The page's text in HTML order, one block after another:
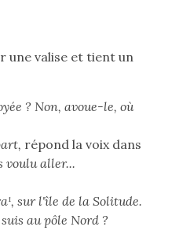
une valise et tient un
? Non, avoue-le, où
répond la voix dans
voulu aller...
sur l'île de la Solitude.
au pôle Nord ?